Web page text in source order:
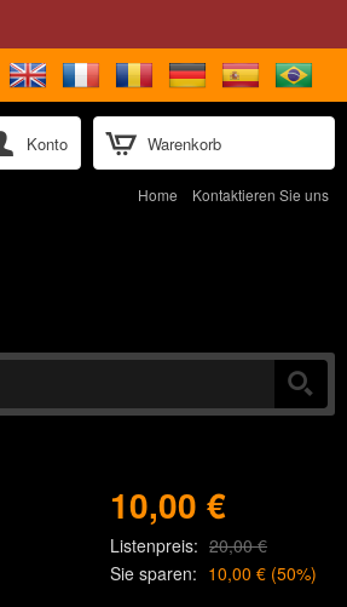
Warenkorb
Konto
Home Kontaktieren Sie uns
10,00 €
Listenpreis: 20,00 €
Sie sparen: 10,00 € (50%)